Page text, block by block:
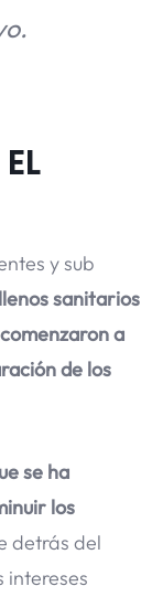
y sub
sanitarios
a
de los
se ha
los
detrás del
intereses